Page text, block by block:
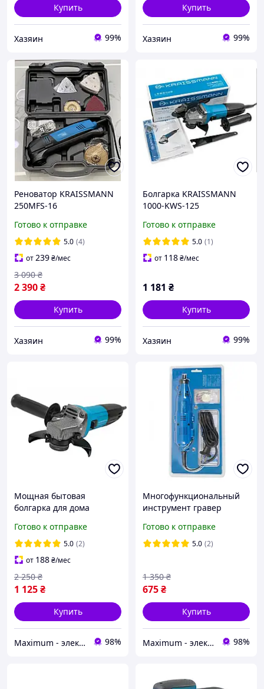
Купить
Хазяин 99%
Купить
Хазяин 99%
Реноватор KRAISSMANN
250MFS-16
Готово к отправке
5.0 (4)
от239₴/мес
2 390₴
3 090 ₴
Купить
Хазяин 99%
Болгарка KRAISSMANN
1000-KWS-125
Готово к отправке
5.0 (1)
от 118₴/мес
1 181 ₴
Купить
Хазяин 99%
Мощная бытовая
болгарка для дома
125 Угловая сетевая
шлифмашина
Готово к отправке
5.0 (2)
от 188₴/мес
1 125₴
2 250 ₴
Купить
Maximum - электрические и бензиновый инструмент 98%
Многофункциональный
инструмент гравер
10B Граверная
машинка,Гравер по
Готово к отправке
5.0 (2)
675₴
1 350 ₴
Купить
Maximum - электрические и бензиновый инструмент 98%